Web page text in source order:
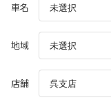
車名
地域
店舗